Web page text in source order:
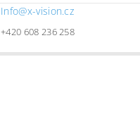
Info@x-vision.cz
+420 608 236 258